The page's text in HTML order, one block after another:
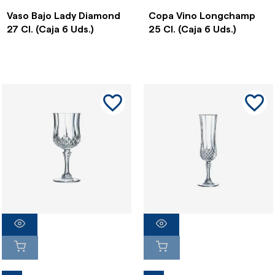
Vaso Bajo Lady Diamond
27 Cl. (Caja 6 Uds.)
Copa Vino Longchamp
25 Cl. (Caja 6 Uds.)
favorite_border
favorite_border favorite_border
favorite_border